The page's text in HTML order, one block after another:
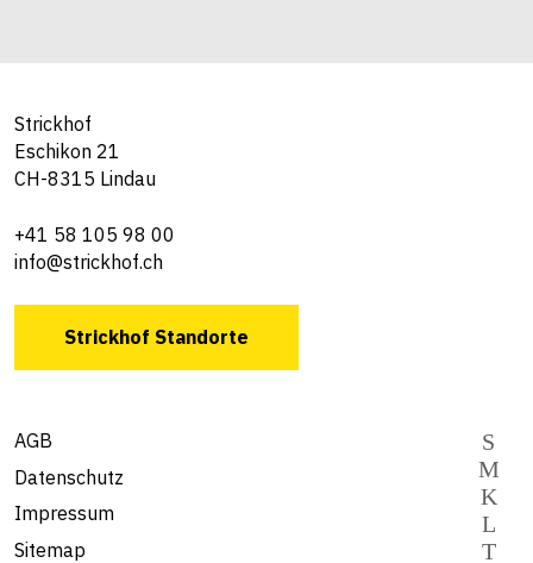
Strickhof
Eschikon 21
CH-8315 Lindau
+41 58 105 98 00
info@strickhof.ch
Strickhof Standorte
AGB
Datenschutz
Impressum
Sitemap